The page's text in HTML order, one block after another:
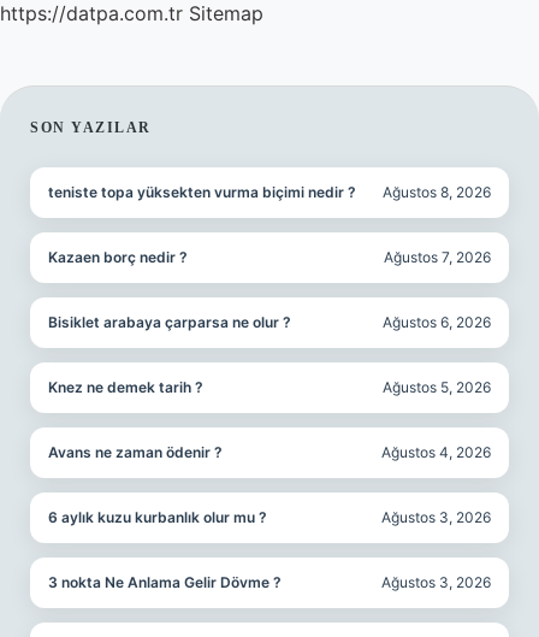
https://datpa.com.tr Sitemap
SIDEBAR
SON YAZILAR
teniste topa yüksekten vurma biçimi nedir ? Ağustos 8, 2026
Kazaen borç nedir ? Ağustos 7, 2026
Bisiklet arabaya çarparsa ne olur ? Ağustos 6, 2026
Knez ne demek tarih ? Ağustos 5, 2026
Avans ne zaman ödenir ? Ağustos 4, 2026
6 aylık kuzu kurbanlık olur mu ? Ağustos 3, 2026
3 nokta Ne Anlama Gelir Dövme ? Ağustos 3, 2026